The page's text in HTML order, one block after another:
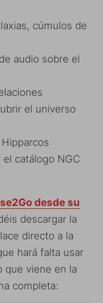
cúmulos de
audio sobre el
el universo
catálogo NGC
desde su
descargar la
directo a la
hará falta usar
que viene en la
completa: